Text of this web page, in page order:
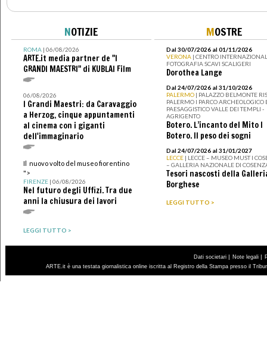
NOTIZIE
ROMA| 06/08/2026
ARTE.it media partner de "I
GRANDI MAESTRI" di KUBLAI Film
06/08/2026
I Grandi Maestri: da Caravaggio
a Herzog, cinque appuntamenti
al cinema con i giganti
dell'immaginario
Il nuovo volto del museo fiorentino
">
FIRENZE| 06/08/2026
Nel futuro degli Uffizi. Tra due
anni la chiusura dei lavori
LEGGI TUTTO >
MOSTRE
Dal 30/07/2026 al 01/11/2026
VERONA | CENTRO
FOTOGRAFIA SCAVI SCALIGERI
Dorothea Lange
Dal 24/07/2026 al 31/10/2026
PALERMO | PALAZZO BELMONTE
PALERMO I PARCO ARCHEOLOGICO
PAESAGGISTICO VALLE DEI TEMPLI -
AGRIGENTO
Botero. L’incanto del Mito I
Botero. Il peso dei sogni
Dal 24/07/2026 al 31/01/2027
LECCE | LECCE – MUSEO MUST I
– GALLERIA NAZIONALE DI
Tesori nascosti della
Borghese
LEGGI TUTTO >
Dati societari | Note legali |
ARTE.it è una testata giornalistica online iscritta al Registro della Stampa presso il